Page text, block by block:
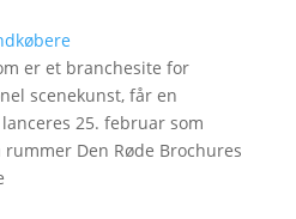
er et branchesite for
scenekunst, får en
25. februar som
Den Røde Brochures